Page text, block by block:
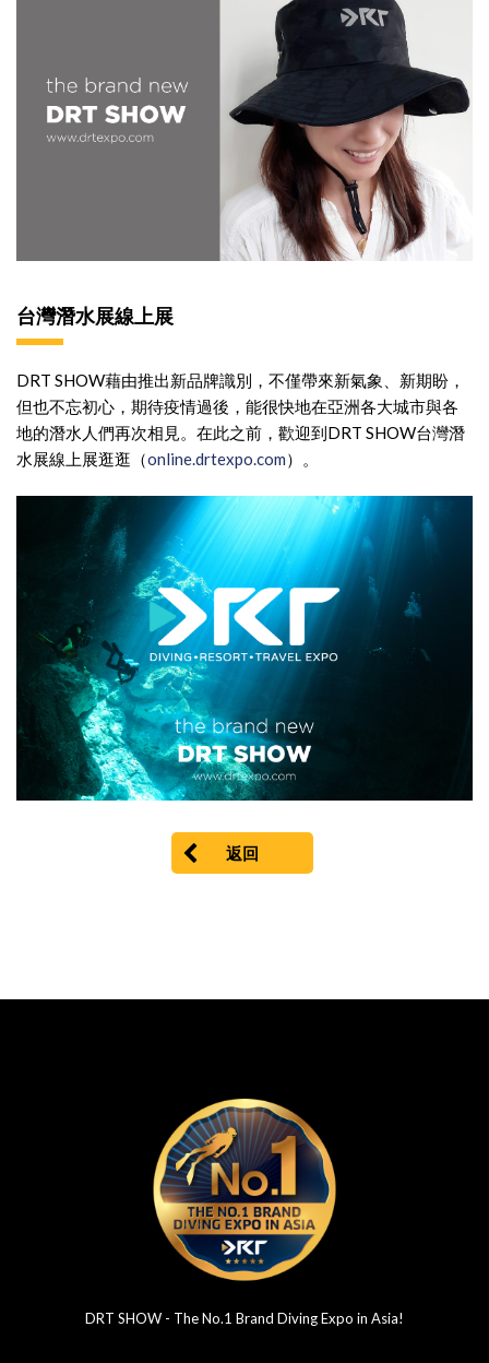
台灣潛水展線上展
DRT SHOW藉由推出新品牌識別，不僅帶來新氣象、新期盼，
但也不忘初心，期待疫情過後，能很快地在亞洲各大城市與各
地的潛水人們再次相見。在此之前，歡迎到DRT SHOW台灣潛
水展線上展逛逛（online.drtexpo.com）。
返回
DRT SHOW - The No.1 Brand Diving Expo in Asia!